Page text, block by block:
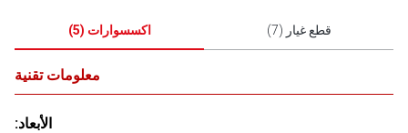
اكسسوارات (
5
) قطع غيار (
7
)
معلومات تقنية
:الأبعاد